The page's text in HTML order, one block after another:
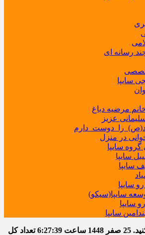
رسانه ای
سایپا
مرضیه دباغ
عزیز
در منزل
سایپا
سایپا
سایپا
سایپا
سایپا(سیکو)
سایپا
سایپا
25 صفر 1448 ساعت 6:27:40تعداد کل